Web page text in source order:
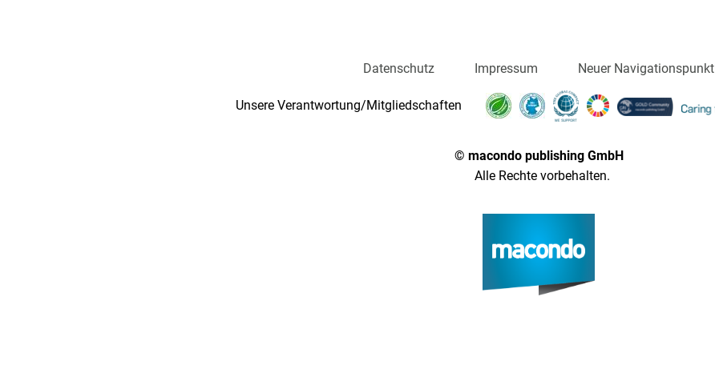
Datenschutz Impressum Neuer Navigationspunkt
Unsere Verantwortung/Mitgliedschaften
© macondo publishing GmbH
Alle Rechte vorbehalten.